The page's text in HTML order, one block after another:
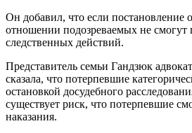
Он добавил, что если постановление
отношении подозреваемых не смогут
следственных действий.
Представитель семьи Гандзюк
сказала, что потерпевшие
остановкой досудебного
существует риск, что потерпевшие
наказания.